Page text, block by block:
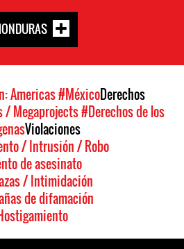
Americas#MéxicoDerechos
Megaprojects#Derechos de los
Violaciones
/ Intrusión / Robo
de asesinato
/ Intimidación
de difamación